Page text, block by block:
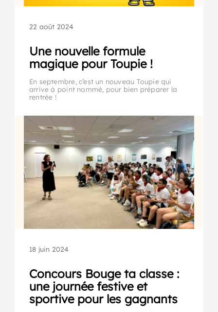
22 août 2024
Une nouvelle formule
magique pour Toupie !
En septembre, c’est un nouveau Toupie qui
arrive à point nommé, pour bien préparer la
rentrée !
18 juin 2024
Concours Bouge ta classe :
une journée festive et
sportive pour les gagnants